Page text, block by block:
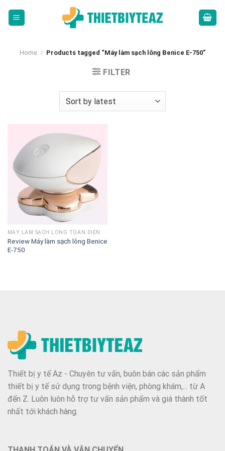
Home / Products tagged “Máy làm sạch lông Benice E-750”
FILTER
MÁY LÀM SẠCH LÔNG TOÀN DIỆN
Review Máy làm sạch lông Benice
E-750
Thiết bị y tế Az - Chuyên tư vấn, buôn bán các sản phẩm
thiết bị y tế sử dụng trong bệnh viện, phòng khám,... từ A
đến Z. Luôn luôn hỗ trợ tư vấn sản phẩm và giá thành tốt
nhất tới khách hàng.